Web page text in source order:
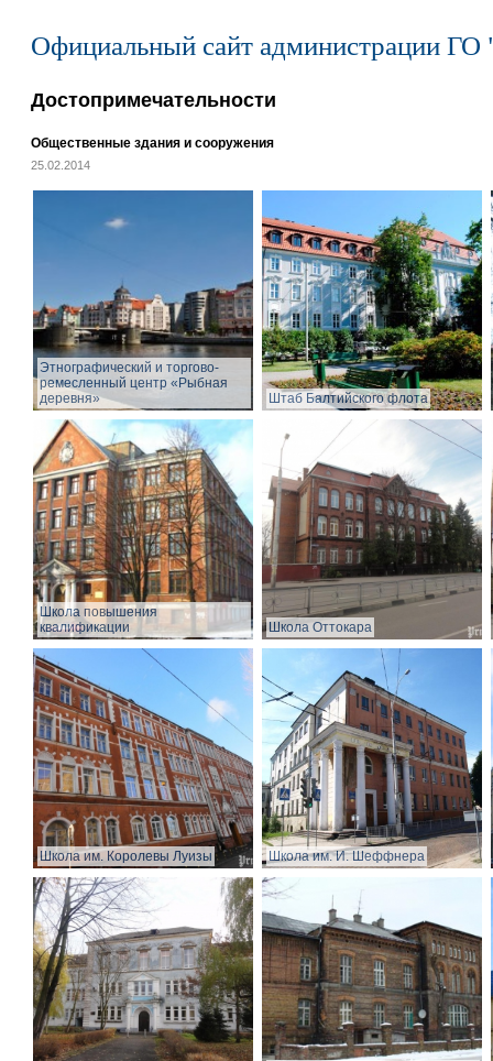
Официальный сайт администрации ГО
Достопримечательности
Общественные здания и сооружения
25.02.2014
Этнографический и торгово-
ремесленный центр «Рыбная
деревня»
Штаб Балтийского флота
Школа повышения
квалификации
Школа Оттокара
Школа им. Королевы Луизы Школа им. И. Шеффнера